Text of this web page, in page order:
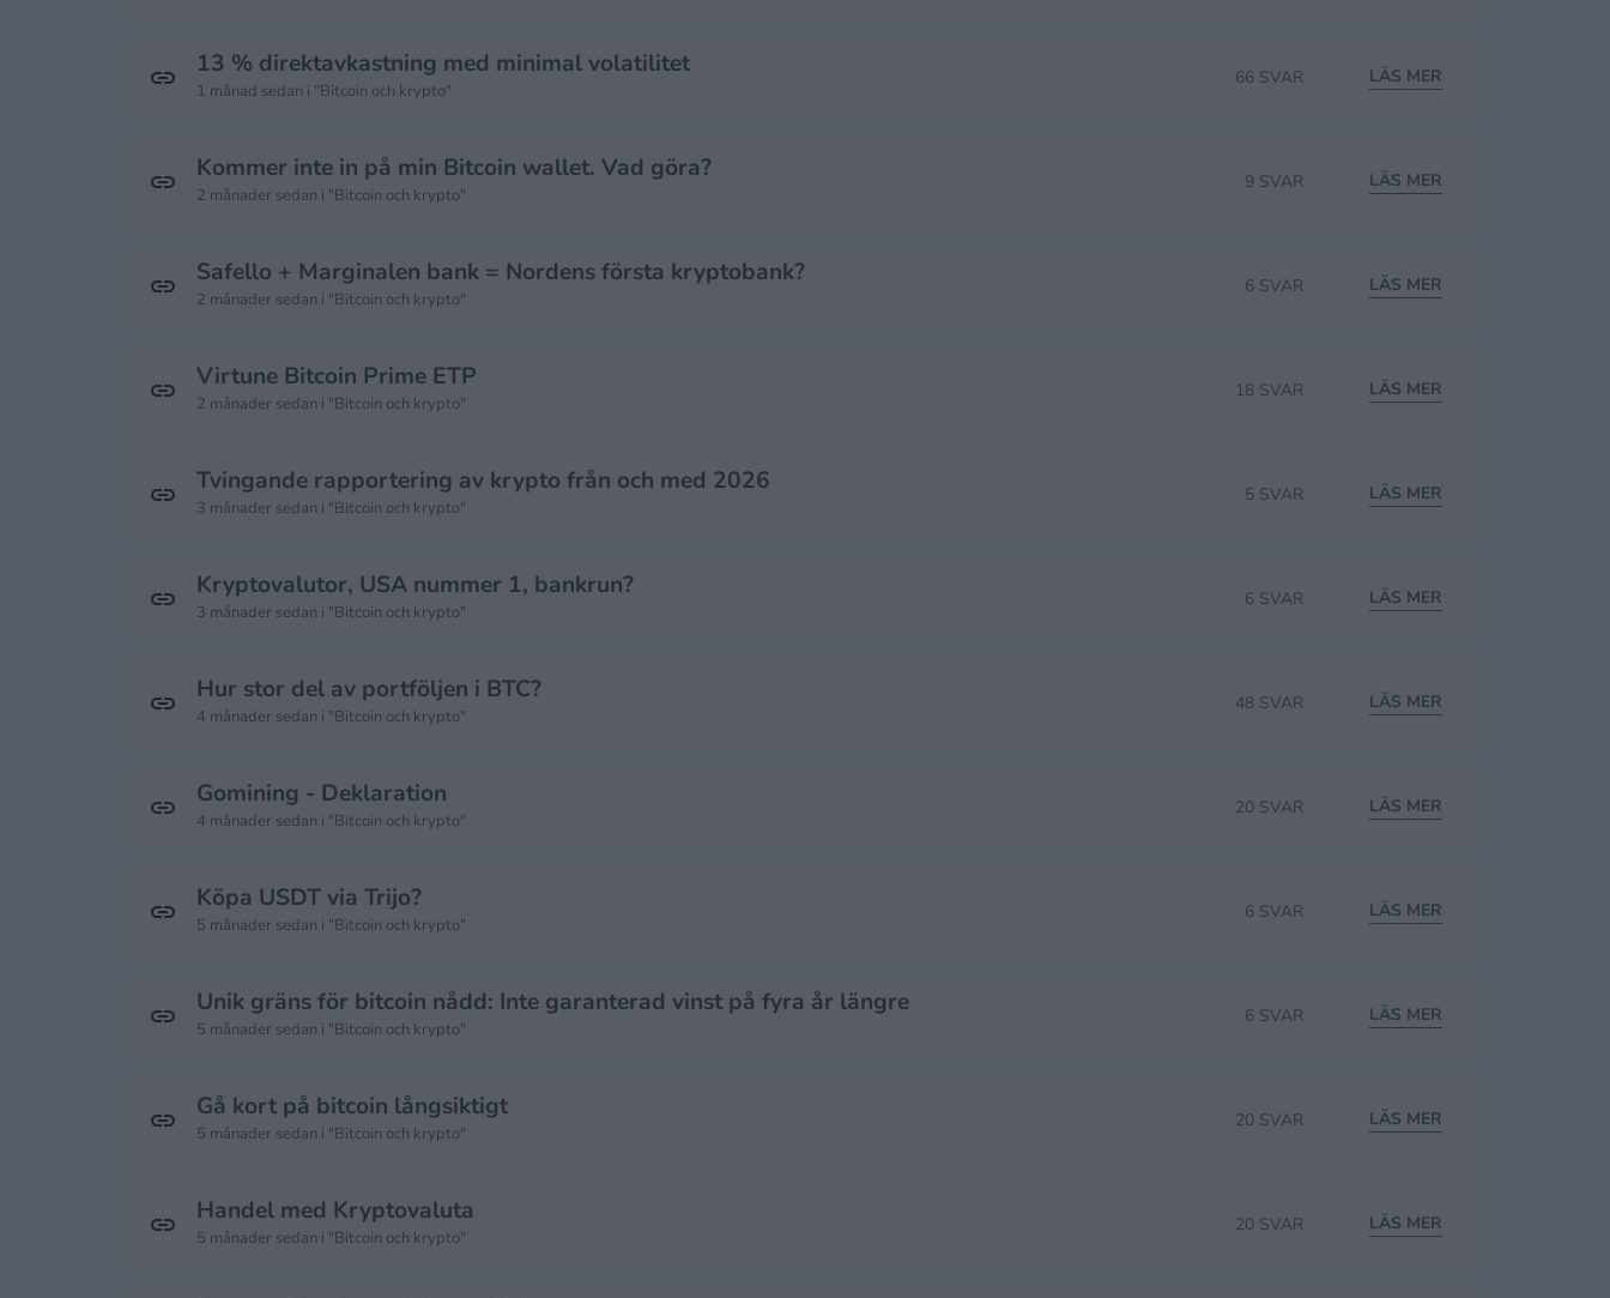
13 % direktavkastning med minimal volatilitet
1 månad sedan i "Bitcoin och krypto"
66 SVAR LÄS MER
Kommer inte in på min Bitcoin wallet. Vad göra?
2 månader sedan i "Bitcoin och krypto"
9 SVAR LÄS MER
Safello + Marginalen bank = Nordens första kryptobank?
2 månader sedan i "Bitcoin och krypto"
6 SVAR LÄS MER
Virtune Bitcoin Prime ETP
2 månader sedan i "Bitcoin och krypto"
18 SVAR LÄS MER
Tvingande rapportering av krypto från och med 2026
3 månader sedan i "Bitcoin och krypto"
5 SVAR LÄS MER
Kryptovalutor, USA nummer 1, bankrun?
3 månader sedan i "Bitcoin och krypto"
6 SVAR LÄS MER
Hur stor del av portföljen i BTC?
4 månader sedan i "Bitcoin och krypto"
48 SVAR LÄS MER
Gomining - Deklaration
4 månader sedan i "Bitcoin och krypto"
20 SVAR LÄS MER
Köpa USDT via Trijo?
5 månader sedan i "Bitcoin och krypto"
6 SVAR LÄS MER
Unik gräns för bitcoin nådd: Inte garanterad vinst på fyra år längre
5 månader sedan i "Bitcoin och krypto"
6 SVAR LÄS MER
Gå kort på bitcoin långsiktigt
5 månader sedan i "Bitcoin och krypto"
20 SVAR LÄS MER
Handel med Kryptovaluta
5 månader sedan i "Bitcoin och krypto"
20 SVAR LÄS MER